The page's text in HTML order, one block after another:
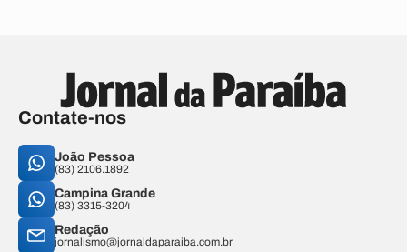
Contate-nos
João Pessoa
(83) 2106.1892
Campina Grande
(83) 3315-3204
Redação
jornalismo@jornaldaparaiba.com.br